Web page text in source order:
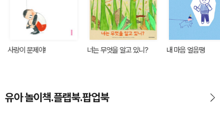
사랑이 문제야! 너는 무엇을 알고 있니? 내 마음 얼음땡
유아 놀이책.플랩북.팝업북